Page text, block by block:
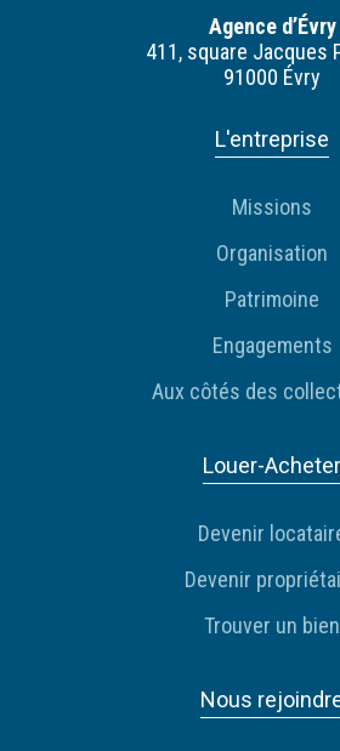
Agence d’Évry
411, square Jacques
91000 Évry
L'entreprise
Missions
Organisation
Patrimoine
Engagements
Aux côtés des
Louer-Acheter
Devenir
Devenir
Trouver un bien
Nous